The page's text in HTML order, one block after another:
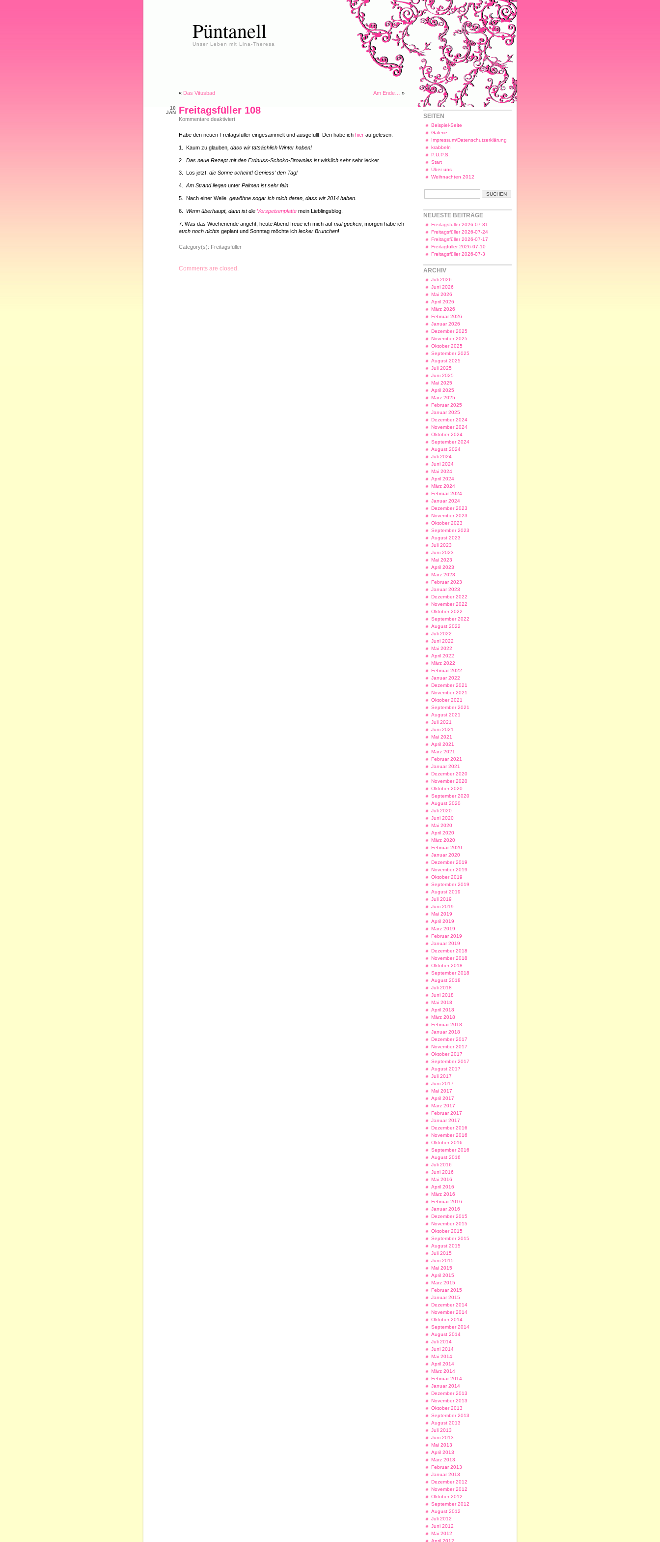
Püntanell
Unser Leben mit Lina-Theresa
« Das Vitusbad Am Ende… »
10
JAN
Freitagsfüller 108
Kommentare deaktiviertfür
Habe den neuen Freitagsfüller eingesammelt und ausgefüllt. Den habe ich hier aufgelesen.
1. Kaum zu glauben , dass wir tatsächlich Winter haben!
2. Das neue Rezept mit den Erdnuss-Schoko-Brownies ist wirklich sehr sehr lecker.
3. Los jetzt, die Sonne scheint! Geniess‘ den Tag!
4. Am Strand liegen unter Palmen ist sehr fein
5. Nach einer Weile gewöhne sogar ich mich daran, dass wir 2014 haben
6. Wenn überhaupt, dann ist die Vorspeisenplatte mein Lieblingsblog.
7. Was das Wochenende angeht, heute Abend freue ich mich auf mal gucken , morgen habe ich
auch noch nichts geplant und Sonntag möchte ich lecker Brunchen!
Category(s): Freitagsfüller
Comments are closed.
SEITEN
Beispiel-Seite
Galerie
Impressum/Datenschutzerklärung
krabbeln
P.U.P.S.
Start
Über uns
Weihnachten 2012
NEUESTE BEITRÄGE
Freitagsfüller 2026-07-31
Freitagsfüller 2026-07-24
Freitagsfüller 2026-07-17
Freitagfüller 2026-07-10
Freitagsfüller 2026-07-3
ARCHIV
Juli 2026
Juni 2026
Mai 2026
April 2026
März 2026
Februar 2026
Januar 2026
Dezember 2025
November 2025
Oktober 2025
September 2025
August 2025
Juli 2025
Juni 2025
Mai 2025
April 2025
März 2025
Februar 2025
Januar 2025
Dezember 2024
November 2024
Oktober 2024
September 2024
August 2024
Juli 2024
Juni 2024
Mai 2024
April 2024
März 2024
Februar 2024
Januar 2024
Dezember 2023
November 2023
Oktober 2023
September 2023
August 2023
Juli 2023
Juni 2023
Mai 2023
April 2023
März 2023
Februar 2023
Januar 2023
Dezember 2022
November 2022
Oktober 2022
September 2022
August 2022
Juli 2022
Juni 2022
Mai 2022
April 2022
März 2022
Februar 2022
Januar 2022
Dezember 2021
November 2021
Oktober 2021
September 2021
August 2021
Juli 2021
Juni 2021
Mai 2021
April 2021
März 2021
Februar 2021
Januar 2021
Dezember 2020
November 2020
Oktober 2020
September 2020
August 2020
Juli 2020
Juni 2020
Mai 2020
April 2020
März 2020
Februar 2020
Januar 2020
Dezember 2019
November 2019
Oktober 2019
September 2019
August 2019
Juli 2019
Juni 2019
Mai 2019
April 2019
März 2019
Februar 2019
Januar 2019
Dezember 2018
November 2018
Oktober 2018
September 2018
August 2018
Juli 2018
Juni 2018
Mai 2018
April 2018
März 2018
Februar 2018
Januar 2018
Dezember 2017
November 2017
Oktober 2017
September 2017
August 2017
Juli 2017
Juni 2017
Mai 2017
April 2017
März 2017
Februar 2017
Januar 2017
Dezember 2016
November 2016
Oktober 2016
September 2016
August 2016
Juli 2016
Juni 2016
Mai 2016
April 2016
März 2016
Februar 2016
Januar 2016
Dezember 2015
November 2015
Oktober 2015
September 2015
August 2015
Juli 2015
Juni 2015
Mai 2015
April 2015
März 2015
Februar 2015
Januar 2015
Dezember 2014
November 2014
Oktober 2014
September 2014
August 2014
Juli 2014
Juni 2014
Mai 2014
April 2014
März 2014
Februar 2014
Januar 2014
Dezember 2013
November 2013
Oktober 2013
September 2013
August 2013
Juli 2013
Juni 2013
Mai 2013
April 2013
März 2013
Februar 2013
Januar 2013
Dezember 2012
November 2012
Oktober 2012
September 2012
August 2012
Juli 2012
Juni 2012
Mai 2012
April 2012